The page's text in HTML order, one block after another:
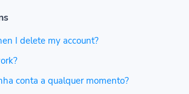
I delete my account?
conta a qualquer momento?